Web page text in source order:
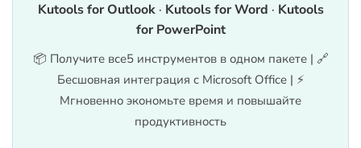
Kutools for Outlook· Kutools for Word · Kutools
for PowerPoint
📦 Получите все5 инструментов в одном пакете | 🔗
Бесшовная интеграция с Microsoft Office | ⚡
Мгновенно экономьте время и повышайте
продуктивность